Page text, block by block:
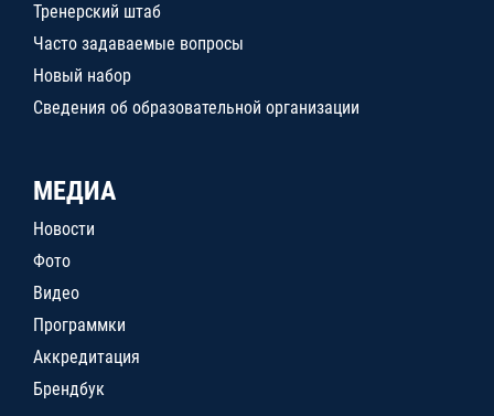
Тренерский штаб
Часто задаваемые вопросы
Новый набор
Сведения об образовательной организации
МЕДИА
Новости
Фото
Видео
Программки
Аккредитация
Брендбук